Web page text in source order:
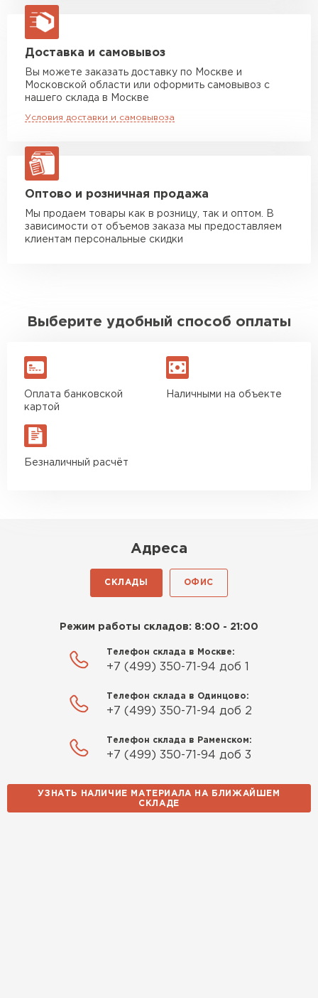
Машина до 20 тн до 80 м3
макс. длина груза 13,5 м
Манипулятор до 5 тн
Манипулятор до 10 тн
макс. длина груза 8 м
макс. длина груза 13,5 м
ЗАКАЗАТЬ С ДОСТАВКОЙ
Доставка и самовывоз
Вы можете заказать доставку по Москве и
Московской области или оформить самовывоз с
нашего склада в Москве
Условия доставки и самовывоза
Оптово и розничная продажа
Мы продаем товары как в розницу, так и оптом. В
зависимости от объемов заказа мы предоставляем
клиентам персональные скидки
Выберите удобный способ оплаты
Оплата банковской
картой
Наличными на объекте
Безналичный расчёт
Адреса
СКЛАДЫ ОФИС
Режим работы складов: 8:00 - 21:00
Телефон склада в Москве:
+7 (499) 350-71-94 доб 1
Телефон склада в Одинцово:
+7 (499) 350-71-94 доб 2
Телефон склада в Раменском:
+7 (499) 350-71-94 доб 3
УЗНАТЬ НАЛИЧИЕ МАТЕРИАЛА НА БЛИЖАЙШЕМ
СКЛАДЕ